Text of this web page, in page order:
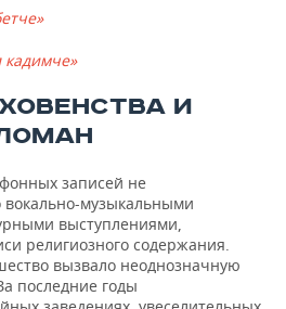
кадимче»
И
записей не
вокально-музыкальными
выступлениями,
религиозного содержания.
вызвало неоднозначную
последние годы